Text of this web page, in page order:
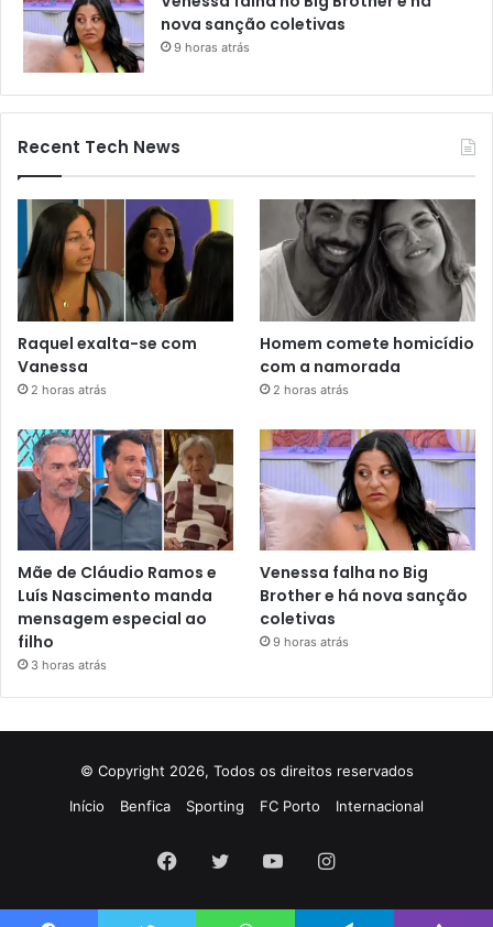
nova sanção coletivas
9 horas atrás
Recent Tech News
Raquel exalta-se com
Vanessa
2 horas atrás
Homem comete homicídio
com a namorada
2 horas atrás
Mãe de Cláudio Ramos e
Luís Nascimento manda
mensagem especial ao
filho
3 horas atrás
Venessa falha no Big
Brother e há nova sanção
coletivas
9 horas atrás
© Copyright 2026, Todos os direitos reservados
Início
Benfica Sporting FC Porto Internacional
Facebook
TwitterYouTubeInstagram